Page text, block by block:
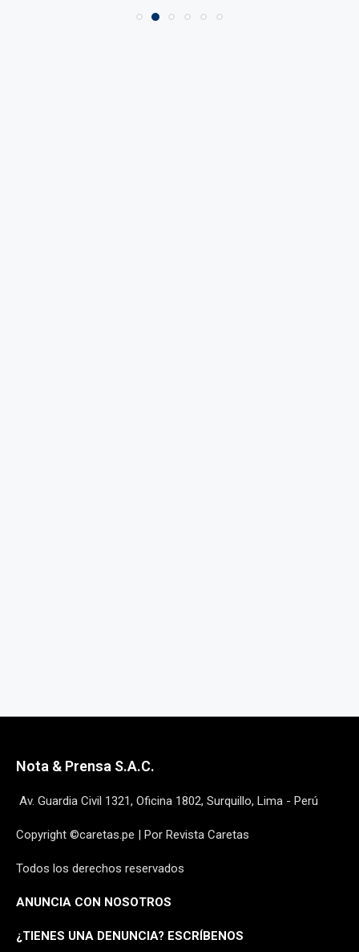
Nota & Prensa S.A.C.
Av. Guardia Civil 1321, Oficina 1802, Surquillo, Lima - Perú
Copyright ©caretas.pe | Por Revista Caretas
Todos los derechos reservados
ANUNCIA CON NOSOTROS
¿TIENES UNA DENUNCIA? ESCRÍBENOS